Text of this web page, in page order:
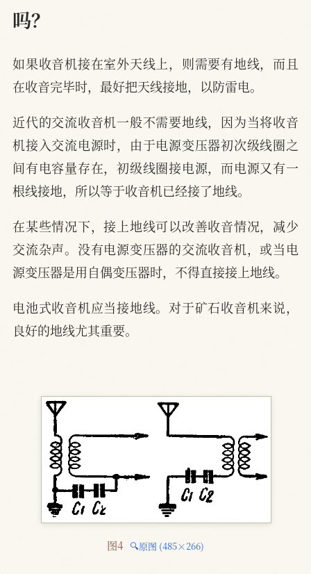
吗？
如果收音机接在室外天线上，则需要有地线，而且
在收音完毕时，最好把天线接地，以防雷电。
近代的交流收音机一般不需要地线，因为当将收音
机接入交流电源时，由于电源变压器初次级线圈之
间有电容量存在，初级线圈接电源，而电源又有一
根线接地，所以等于收音机已经接了地线。
在某些情况下，接上地线可以改善收音情况，减少
交流杂声。没有电源变压器的交流收音机，或当电
源变压器是用自偶变压器时，不得直接接上地线。
电池式收音机应当接地线。对于矿石收音机来说，
良好的地线尤其重要。
图4 🔍原图 (485×266)